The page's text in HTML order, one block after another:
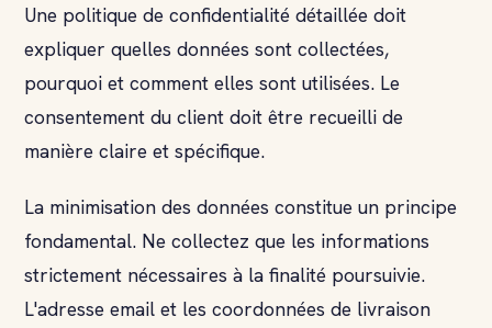
Une politique de confidentialité détaillée doit
expliquer quelles données sont collectées,
pourquoi et comment elles sont utilisées. Le
consentement du client doit être recueilli de
manière claire et spécifique.
La minimisation des données constitue un principe
fondamental. Ne collectez que les informations
strictement nécessaires à la finalité poursuivie.
L'adresse email et les coordonnées de livraison